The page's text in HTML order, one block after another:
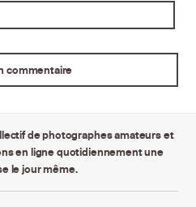
de photographes amateurs et
en ligne quotidiennement une
le jour même.